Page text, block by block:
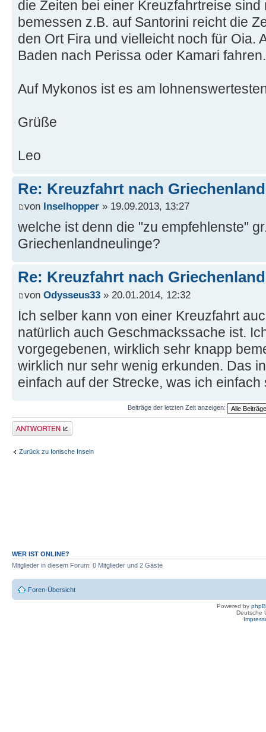
die Zeiten bei einer Kreuzfahrtreise
bemessen z.B. auf Santorini reicht die
den Ort Fira und vielleicht noch für Oia.
Baden nach Perissa oder Kamari fahren.
Auf Mykonos ist es am
Grüße
Leo
Re: Kreuzfahrt nach Griechenland
von Inselhopper » 19.09.2013, 13:27
welche ist denn die "zu empfehlenste"
Griechenlandneulinge?
Re: Kreuzfahrt nach Griechenland
von Odysseus33 » 20.01.2014, 12:32
Ich selber kann von einer Kreuzfahrt
natürlich auch Geschmackssache ist.
vorgegebenen, wirklich sehr knapp
wirklich nur sehr wenig erkunden. Das
einfach auf der Strecke, was ich einfach
Beiträge der letzten Zeit anzeigen:
Antwort erstellen
Zurück zu Ionische Inseln
WER IST ONLINE?
Mitglieder in diesem Forum: 0 Mitglieder und 2 Gäste
Foren-Übersicht
Powered by
Deutsche